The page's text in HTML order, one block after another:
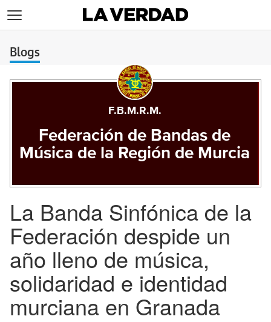
Blogs
F.B.M.R.M.
Federación de Bandas de
Música de la Región de Murcia
La Banda Sinfónica de la
Federación despide un
año lleno de música,
solidaridad e identidad
murciana en Granada